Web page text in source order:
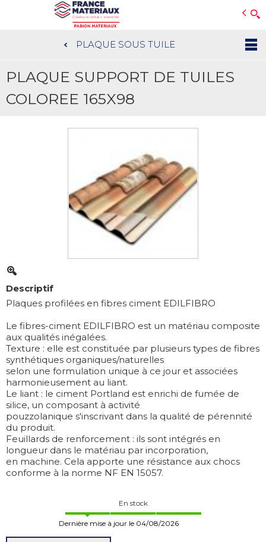
au
contenu
PLAQUE SOUS TUILE
PLAQUE SUPPORT DE TUILES
COLOREE 165X98
Descriptif
Plaques profilées en fibres ciment EDILFIBRO
Le fibres-ciment EDILFIBRO est un matériau composite
aux qualités inégalées.
Texture : elle est constituée par plusieurs types de fibres
synthétiques organiques/naturelles
selon une formulation unique à ce jour et associées
harmonieusement au liant.
Le liant : le ciment Portland est enrichi de fumée de
silice, un composant à activité
pouzzolanique s'inscrivant dans la qualité de pérennité
du produit.
Feuillards de renforcement : ils sont intégrés en
longueur dans le matériau par incorporation,
en machine. Cela apporte une résistance aux chocs
conforme à la norme NF EN 15057.
En stock
Dernière mise à jour le 04/08/2026